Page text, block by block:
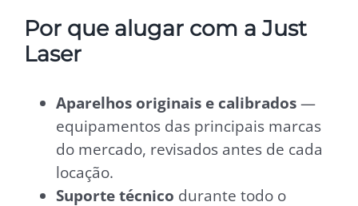
Por que alugar com a Just
Laser
Aparelhos originais e calibrados —
equipamentos das principais marcas
do mercado, revisados antes de cada
locação.
Suporte técnico durante todo o